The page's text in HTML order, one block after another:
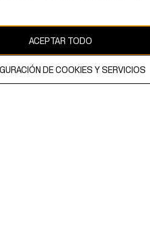
está protegido por copyright y es
AB.
ACEPTAR TODO
DE COOKIES Y SERVICIOS